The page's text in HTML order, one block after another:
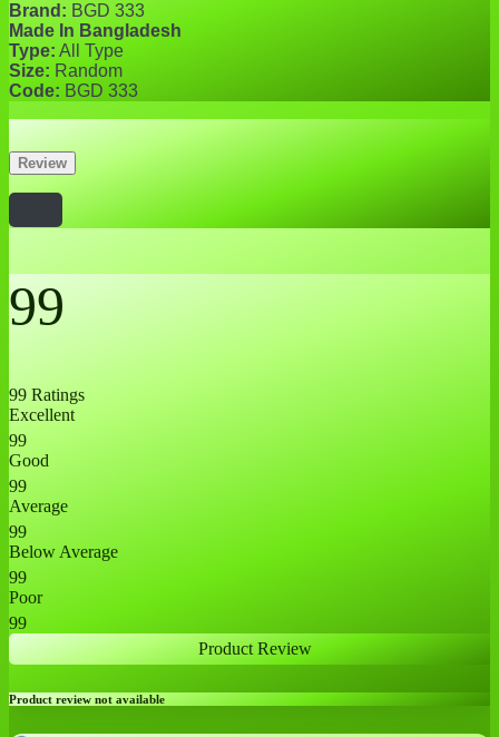
Brand: BGD 333
Made In Bangladesh
Type: All Type
Size: Random
Code: BGD 333
Review
99
99 Ratings
Excellent
99
Good
99
Average
99
Below Average
99
Poor
99
Product Review
Product review not available